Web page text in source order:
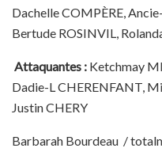
Dachelle COMPÈRE,
Bertude ROSINVIL,
Attaquantes : Ketchmay
Dadie-L CHERENFANT,
Justin CHERY
Barbarah Bourdeau /